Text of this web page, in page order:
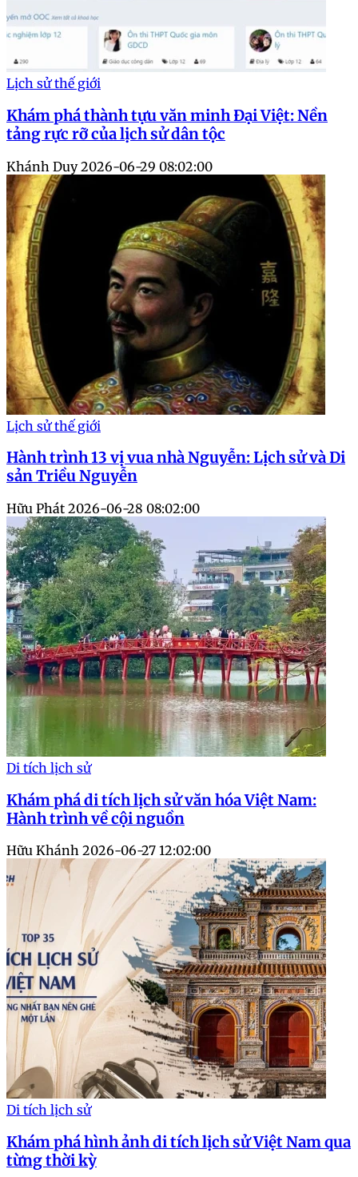
Lịch sử thế giới
Khám phá thành tựu văn minh Đại Việt: Nền
tảng rực rỡ của lịch sử dân tộc
Khánh Duy 2026-06-29 08:02:00
Lịch sử thế giới
Hành trình 13 vị vua nhà Nguyễn: Lịch sử và Di
sản Triều Nguyễn
Hữu Phát 2026-06-28 08:02:00
Di tích lịch sử
Khám phá di tích lịch sử văn hóa Việt Nam:
Hành trình về cội nguồn
Hữu Khánh 2026-06-27 12:02:00
Di tích lịch sử
Khám phá hình ảnh di tích lịch sử Việt Nam qua
từng thời kỳ